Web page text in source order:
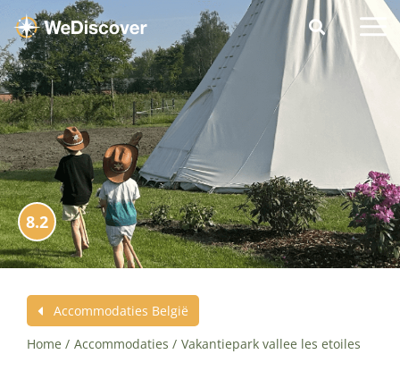
8.2
Accommodaties België
Home
Accommodaties Vakantiepark vallee les etoiles